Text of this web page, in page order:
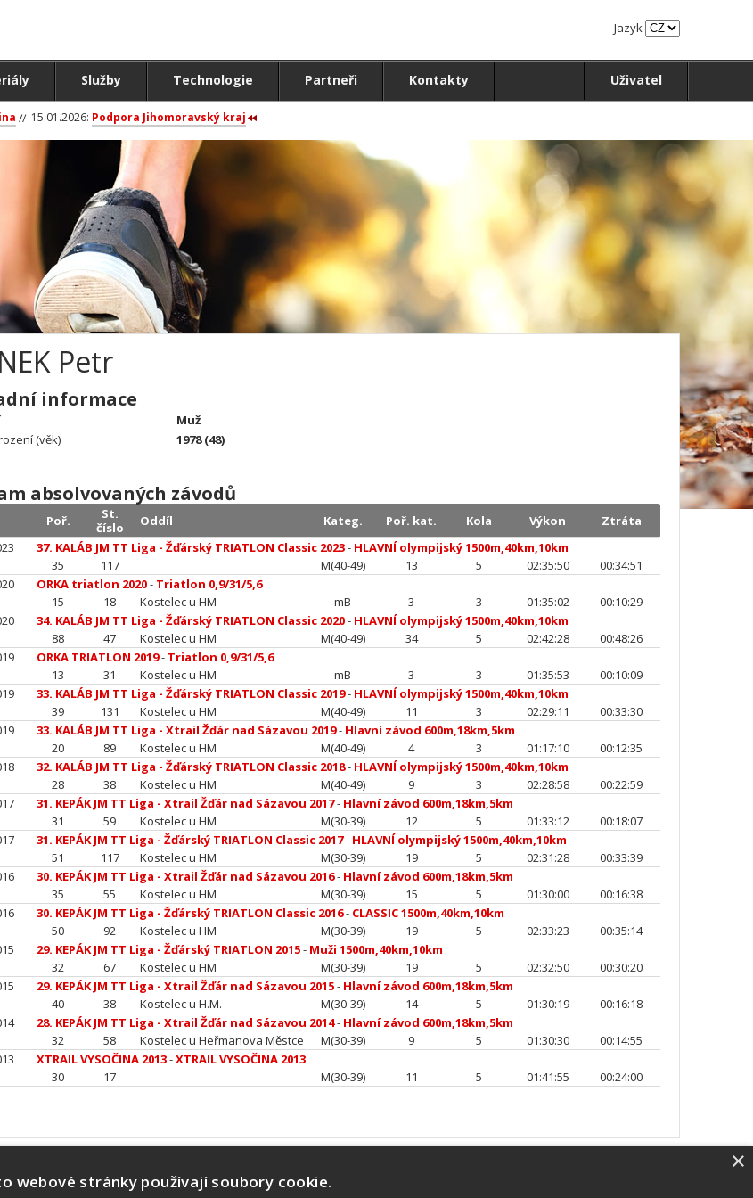
Jazyk
Služby Technologie Partneři Kontakty Uživatel
15.01.2026: Podpora Jihomoravský kraj
Petr
informace
Muž
(věk)
1978 (48)
absolvovaných závodů
Poř.
St.
číslo
Oddíl Kateg. Poř. kat. Kola Výkon
Ztráta
37. KALÁB JM TT Liga - Žďárský TRIATLON Classic 2023- HLAVNÍ olympijský 1500m,40km,10km
35
117 M(40-49) 13 5 02:35:50
00:34:51
ORKA triatlon 2020- Triatlon 0,9/31/5,6
15
18 Kostelec u HM mB 3 3 01:35:02
00:10:29
34. KALÁB JM TT Liga - Žďárský TRIATLON Classic 2020- HLAVNÍ olympijský 1500m,40km,10km
88
47 Kostelec u HM M(40-49) 34 5 02:42:28
00:48:26
ORKA TRIATLON 2019- Triatlon 0,9/31/5,6
13
31 Kostelec u HM mB 3 3 01:35:53
00:10:09
33. KALÁB JM TT Liga - Žďárský TRIATLON Classic 2019- HLAVNÍ olympijský 1500m,40km,10km
39
131 Kostelec u HM M(40-49) 11 3 02:29:11
00:33:30
33. KALÁB JM TT Liga - Xtrail Žďár nad Sázavou 2019- Hlavní závod 600m,18km,5km
20
89 Kostelec u HM M(40-49) 4 3 01:17:10
00:12:35
32. KALÁB JM TT Liga - Žďárský TRIATLON Classic 2018- HLAVNÍ olympijský 1500m,40km,10km
28
38 Kostelec u HM M(40-49) 9 3 02:28:58
00:22:59
31. KEPÁK JM TT Liga - Xtrail Žďár nad Sázavou 2017- Hlavní závod 600m,18km,5km
31
59 Kostelec u HM M(30-39) 12 5 01:33:12
00:18:07
31. KEPÁK JM TT Liga - Žďárský TRIATLON Classic 2017- HLAVNÍ olympijský 1500m,40km,10km
51
117 Kostelec u HM M(30-39) 19 5 02:31:28
00:33:39
30. KEPÁK JM TT Liga - Xtrail Žďár nad Sázavou 2016- Hlavní závod 600m,18km,5km
35
55 Kostelec u HM M(30-39) 15 5 01:30:00
00:16:38
30. KEPÁK JM TT Liga - Žďárský TRIATLON Classic 2016- CLASSIC 1500m,40km,10km
50
92 Kostelec u HM M(30-39) 19 5 02:33:23
00:35:14
29. KEPÁK JM TT Liga - Žďárský TRIATLON 2015- Muži 1500m,40km,10km
32
67 Kostelec u HM M(30-39) 19 5 02:32:50
00:30:20
29. KEPÁK JM TT Liga - Xtrail Žďár nad Sázavou 2015- Hlavní závod 600m,18km,5km
40
38 Kostelec u H.M. M(30-39) 14 5 01:30:19
00:16:18
28. KEPÁK JM TT Liga - Xtrail Žďár nad Sázavou 2014- Hlavní závod 600m,18km,5km
32
58 Kostelec u Heřmanova Městce M(30-39) 9 5 01:30:30
00:14:55
XTRAIL VYSOČINA 2013-XTRAIL VYSOČINA 2013
30
17 M(30-39) 11 5 01:41:55 00:24:00
Náš tým
×
webové stránky používají soubory cookie.